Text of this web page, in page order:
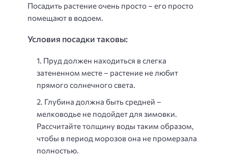
Посадить растение очень просто – его просто
помещают в водоем.
Условия посадки таковы:
Пруд должен находиться в слегка
затененном месте – растение не любит
прямого солнечного света.
Глубина должна быть средней –
мелководье не подойдет для зимовки.
Рассчитайте толщину воды таким образом,
чтобы в период морозов она не промерзала
полностью.